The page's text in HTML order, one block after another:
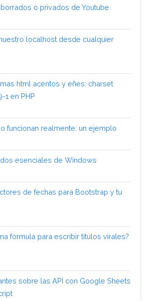
o privados de Youtube
localhost desde cualquier
html acentos y eñes: charset
1 en PHP
funcionan realmente: un ejemplo
esenciales de Windows
de fechas para Bootstrap y tu
fórmula para escribir títulos virales?
sobre las API con Google Sheets